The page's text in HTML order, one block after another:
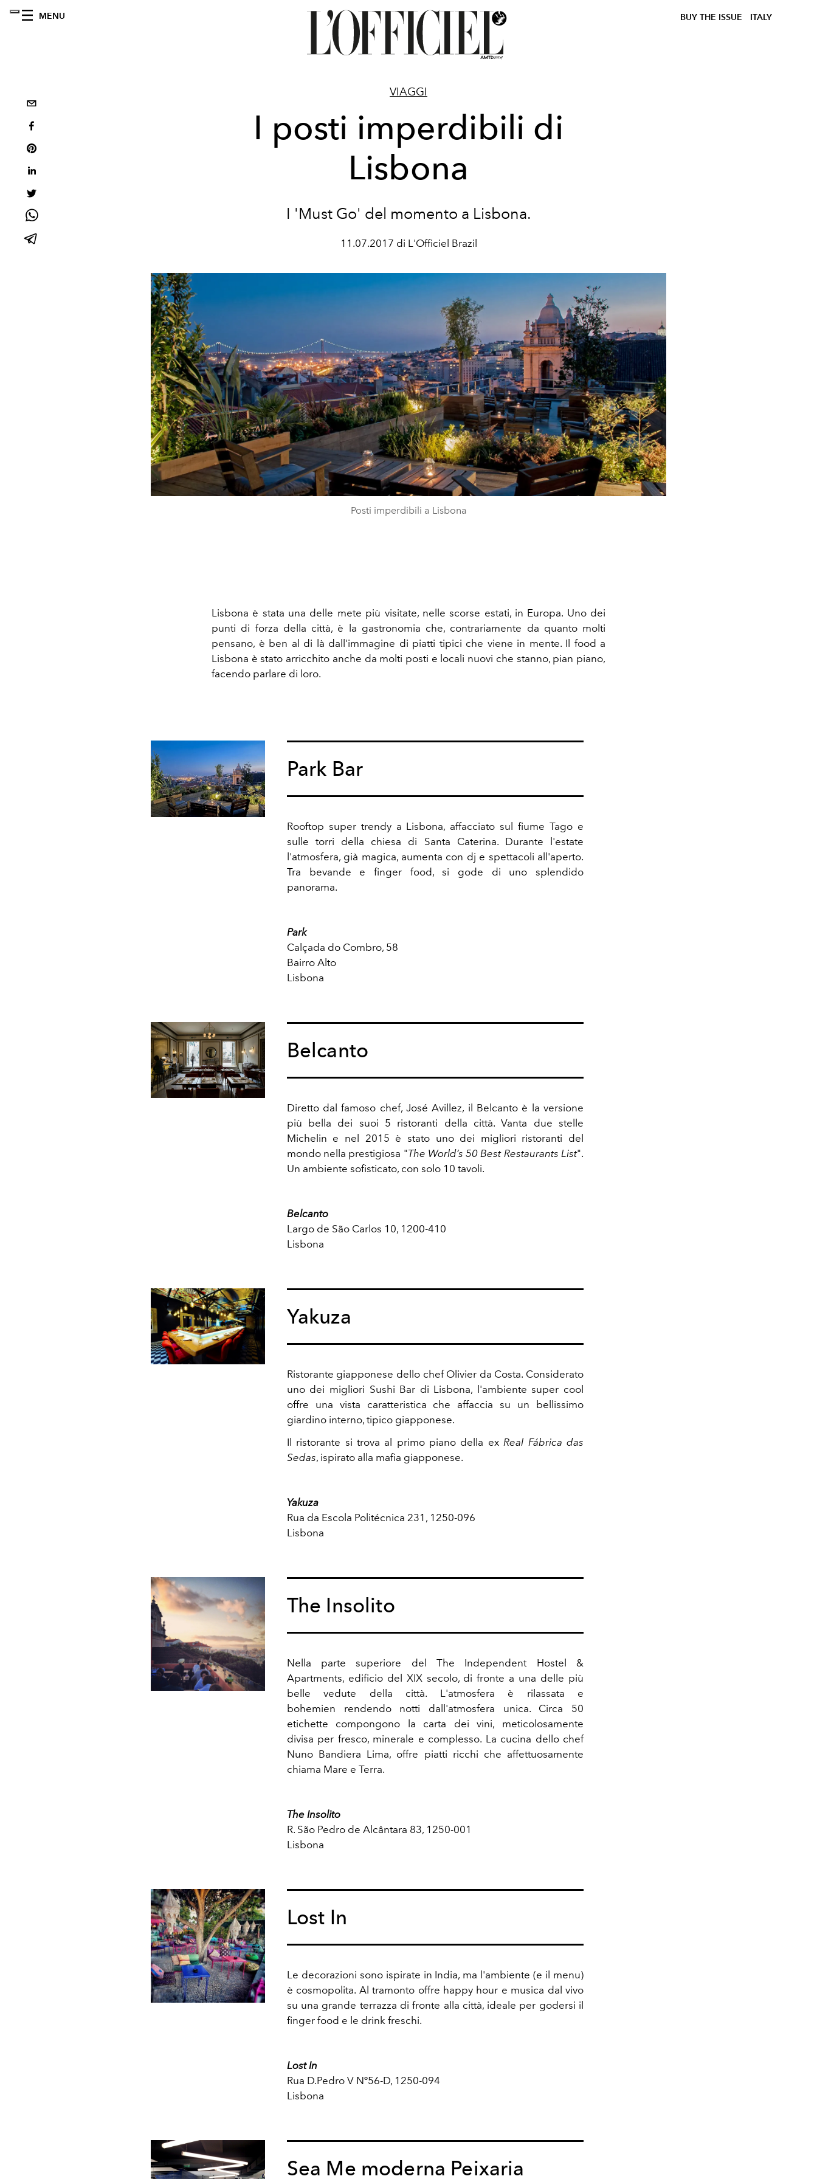
MENU BUY THE ISSUE ITALY
VIAGGI
I posti imperdibili di
Lisbona
I 'Must Go' del momento a Lisbona.
11.07.2017 di L'Officiel Brazil
Posti imperdibili a Lisbona
Lisbona è stata una delle mete più visitate, nelle scorse estati, in Europa. Uno dei
punti di forza della città, è la gastronomia che, contrariamente da quanto molti
pensano, è ben al di là dall'immagine di piatti tipici che viene in mente. Il food a
Lisbona è stato arricchito anche da molti posti e locali nuovi che stanno, pian piano,
facendo parlare di loro.
Park Bar
Rooftop super trendy a Lisbona, affacciato sul fiume Tago e
sulle torri della chiesa di Santa Caterina. Durante l'estate
l'atmosfera, già magica, aumenta con dj e spettacoli all'aperto.
Tra bevande e finger food, si gode di uno splendido
panorama.
Park
Calçada do Combro, 58
Bairro Alto
Lisbona
Belcanto
Diretto dal famoso chef, José Avillez, il Belcanto è la versione
più bella dei suoi 5 ristoranti della città. Vanta due stelle
Michelin e nel 2015 è stato uno dei migliori ristoranti del
mondo nella prestigiosa "The World’s 50 Best Restaurants List".
Un ambiente sofisticato, con solo 10 tavoli.
Belcanto
Largo de São Carlos 10, 1200-410
Lisbona
Yakuza
Ristorante giapponese dello chef Olivier da Costa. Considerato
uno dei migliori Sushi Bar di Lisbona, l'ambiente super cool
offre una vista caratteristica che affaccia su un bellissimo
giardino interno, tipico giapponese.
Il ristorante si trova al primo piano della ex Real Fábrica das
Sedas, ispirato alla mafia giapponese.
Yakuza
Rua da Escola Politécnica 231, 1250-096
Lisbona
The Insolito
Nella parte superiore del The Independent Hostel &
Apartments, edificio del XIX secolo, di fronte a una delle più
belle vedute della città. L'atmosfera è rilassata e
bohemien rendendo notti dall'atmosfera unica. Circa 50
etichette compongono la carta dei vini, meticolosamente
divisa per fresco, minerale e complesso. La cucina dello chef
Nuno Bandiera Lima, offre piatti ricchi che affettuosamente
chiama Mare e Terra.
The Insolito
R. São Pedro de Alcântara 83, 1250-001
Lisbona
Lost In
Le decorazioni sono ispirate in India, ma l'ambiente (e il menu)
è cosmopolita. Al tramonto offre happy hour e musica dal vivo
su una grande terrazza di fronte alla città, ideale per godersi il
finger food e le drink freschi.
Lost In
Rua D.Pedro V Nº56-D, 1250-094
Lisbona
Sea Me moderna Peixaria